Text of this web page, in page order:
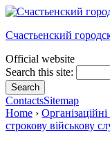
Счастьенский
Official website
Search this site:
ContactsSitemap
Home ›
строкову військову